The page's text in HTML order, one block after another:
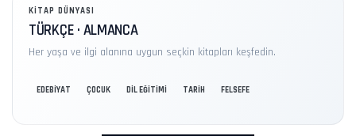
KITAP DÜNYASI
TÜRKÇE · ALMANCA
Her yaşa ve ilgi alanına uygun seçkin kitapları keşfedin.
EDEBİYAT ÇOCUK DİL EĞİTİMİ TARİH FELSEFE